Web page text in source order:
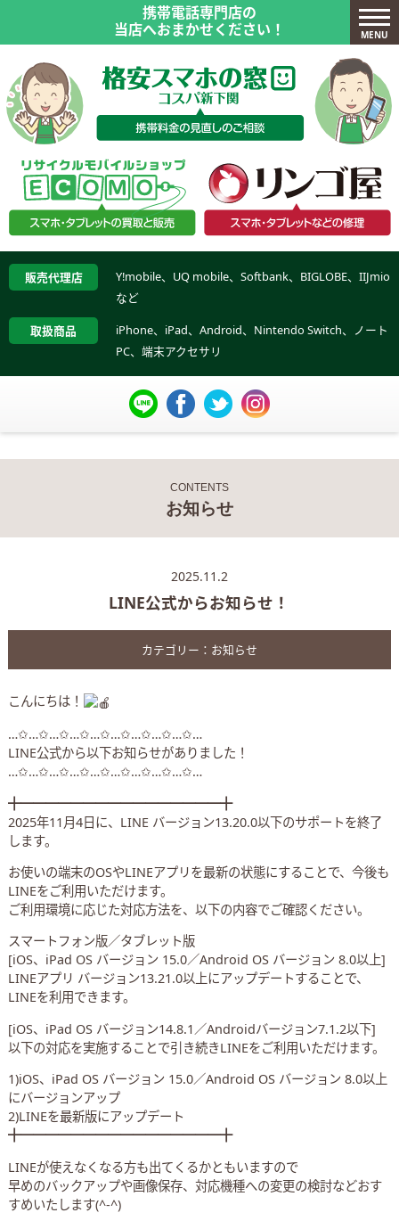
携帯電話専門店の
当店へおまかせください！
販売代理店
Y!mobile、UQ mobile、Softbank、BIGLOBE、IIJmio
など
取扱商品
iPhone、iPad、Android、Nintendo Switch、ノート
PC、端末アクセサリ
MENU
CONTENTS
お知らせ
2025.11.2
LINE公式からお知らせ！
カテゴリー： お知らせ
こんにちは！
…✩…✩…✩…✩…✩…✩…✩…✩…✩…
LINE公式から以下お知らせがありました！
…✩…✩…✩…✩…✩…✩…✩…✩…✩…
╋━━━━━━━━━━━━━━━━╋
2025年11月4日に、LINE バージョン13.20.0以下のサポートを終了
します。
お使いの端末のOSやLINEアプリを最新の状態にすることで、今後も
LINEをご利用いただけます。
ご利用環境に応じた対応方法を、以下の内容でご確認ください。
スマートフォン版／タブレット版
[iOS、iPad OS バージョン 15.0／Android OS バージョン 8.0以上]
LINEアプリ バージョン13.21.0以上にアップデートすることで、
LINEを利用できます。
[iOS、iPad OS バージョン14.8.1／Androidバージョン7.1.2以下]
以下の対応を実施することで引き続きLINEをご利用いただけます。
1)iOS、iPad OS バージョン 15.0／Android OS バージョン 8.0以上
にバージョンアップ
2)LINEを最新版にアップデート
╋━━━━━━━━━━━━━━━━╋
LINEが使えなくなる方も出てくるかともいますので
早めのバックアップや画像保存、対応機種への変更の検討などおす
すめいたします(^-^)